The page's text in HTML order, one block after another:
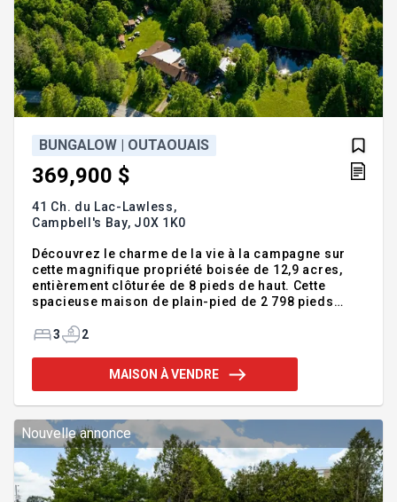
BUNGALOW | OUTAOUAIS
369,900 $
41 Ch. du Lac-Lawless,
Campbell's Bay, J0X 1K0
Découvrez le charme de la vie à la campagne sur
cette magnifique propriété boisée de 12,9 acres,
entièrement clôturée de 8 pieds de haut. Cette
spacieuse maison de plain-pied de 2 798 pieds
famille, tandis que le terrain offre de nombreuses
échelle, le jardinage, l'élevage d'animaux et les
loisirs. Face au lac Lawless, la propriété comprend
occasion rare de profiter de l'espace, de l'intimité
et de
3 2
MAISON À VENDRE
Nouvelle annonce